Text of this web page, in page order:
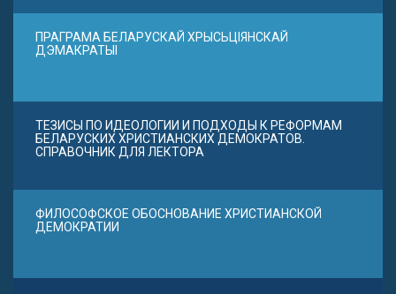
ПРАГРАМА БЕЛАРУСКАЙ ХРЫСЬЦІЯНСКАЙ
ДЭМАКРАТЫІ
ТЕЗИСЫ ПО ИДЕОЛОГИИ И ПОДХОДЫ К РЕФОРМАМ
БЕЛАРУСКИХ ХРИСТИАНСКИХ ДЕМОКРАТОВ.
СПРАВОЧНИК ДЛЯ ЛЕКТОРА
ФИЛОСОФСКОЕ ОБОСНОВАНИЕ ХРИСТИАНСКОЙ
ДЕМОКРАТИИ